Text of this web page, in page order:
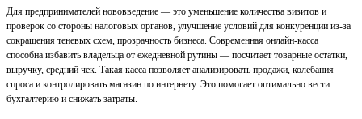
Для предпринимателей нововведение — это уменьшение количества визитов и
проверок со стороны налоговых органов, улучшение условий для конкуренции из-за
сокращения теневых схем, прозрачность бизнеса. Современная онлайн-касса
способна избавить владельца от ежедневной рутины — посчитает товарные остатки,
выручку, средний чек. Такая касса позволяет анализировать продажи, колебания
спроса и контролировать магазин по интернету. Это помогает оптимально вести
бухгалтерию и снижать затраты.